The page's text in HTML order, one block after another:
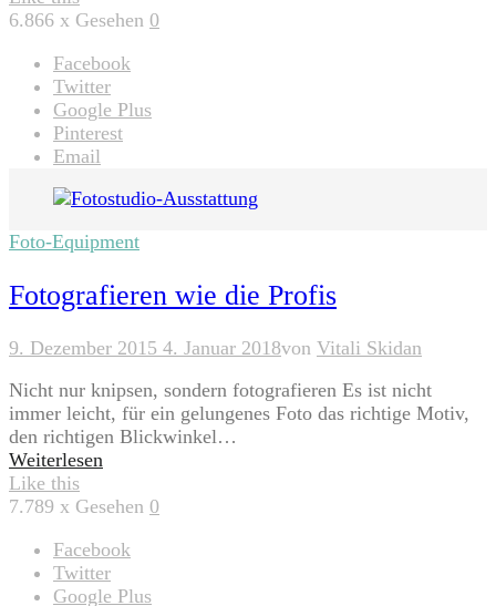
6.866 x Gesehen 0
Facebook
Twitter
Google Plus
Pinterest
Email
Foto-Equipment
Fotografieren wie die Profis
9. Dezember 2015 4. Januar 2018von Vitali Skidan
Nicht nur knipsen, sondern fotografieren Es ist nicht
immer leicht, für ein gelungenes Foto das richtige Motiv,
den richtigen Blickwinkel…
Weiterlesen
Like this
7.789 x Gesehen 0
Facebook
Twitter
Google Plus